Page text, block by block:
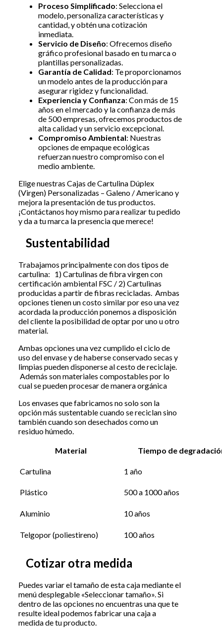
Proceso Simplificado: Selecciona el
modelo, personaliza características y
cantidad, y obtén una cotización
inmediata.
Servicio de Diseño: Ofrecemos diseño
gráfico profesional basado en tu marca o
plantillas personalizadas.
Garantía de Calidad: Te proporcionamos
un modelo antes de la producción para
asegurar rigidez y funcionalidad.
Experiencia y Confianza: Con más de 15
años en el mercado y la confianza de más
de 500 empresas, ofrecemos productos de
alta calidad y un servicio excepcional.
Compromiso Ambiental: Nuestras
opciones de empaque ecológicas
refuerzan nuestro compromiso con el
medio ambiente.
Elige nuestras Cajas de Cartulina Dúplex
(Virgen) Personalizadas – Galeno / Americano y
mejora la presentación de tus productos.
¡Contáctanos hoy mismo para realizar tu pedido
y da a tu marca la presencia que merece!
Sustentabilidad
Trabajamos principalmente con dos tipos de
cartulina: 1) Cartulinas de fibra virgen con
certificación ambiental FSC / 2) Cartulinas
producidas a partir de fibras recicladas. Ambas
opciones tienen un costo similar por eso una vez
acordada la producción ponemos a disposición
del cliente la posibilidad de optar por uno u otro
material.
Ambas opciones una vez cumplido el ciclo de
uso del envase y de haberse conservado secas y
limpias pueden disponerse al cesto de reciclaje.
Además son materiales compostables por lo
cual se pueden procesar de manera orgánica
Los envases que fabricamos no solo son la
opción más sustentable cuando se reciclan sino
también cuando son desechados como un
residuo húmedo.
Material Tiempo de
Cartulina 1 año
Plástico 500 a 1000 años
Aluminio 10 años
Telgopor (poliestireno) 100 años
Cotizar otra medida
Puedes variar el tamaño de esta caja mediante el
menú desplegable «Seleccionar tamaño». Si
dentro de las opciones no encuentras una que te
resulte ideal podemos fabricar una caja a
medida de tu producto.